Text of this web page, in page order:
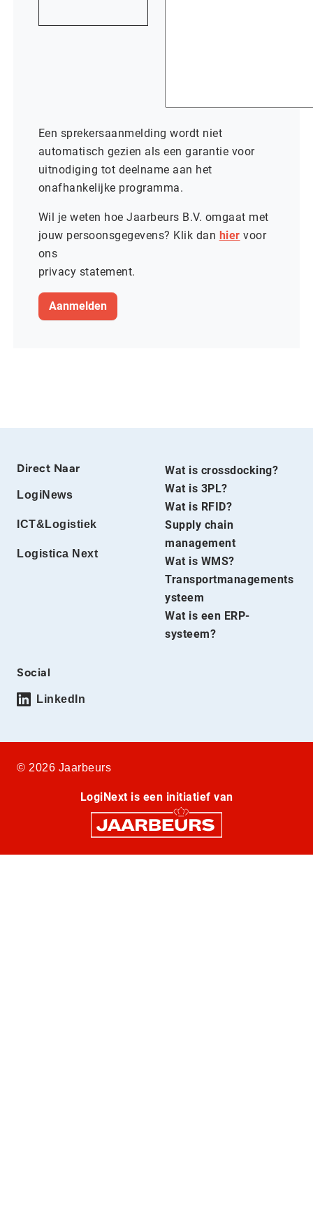
Een sprekersaanmelding wordt niet
automatisch gezien als een garantie voor
uitnodiging tot deelname aan het
onafhankelijke programma.
Wil je weten hoe Jaarbeurs B.V. omgaat met
jouw persoonsgegevens? Klik dan hier voor
ons
privacy statement.
Direct Naar
LogiNews
ICT&Logistiek
Logistica Next
Wat is crossdocking?
Wat is 3PL?
Wat is RFID?
Supply chain
management
Wat is WMS?
Transportmanagements
ysteem
Wat is een ERP-
systeem?
Social
LinkedIn
© 2026 Jaarbeurs
LogiNext is een initiatief van